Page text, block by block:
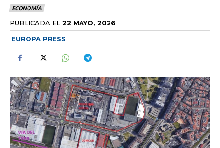
ECONOMÍA
PUBLICADA EL 22 MAYO, 2026
EUROPA PRESS